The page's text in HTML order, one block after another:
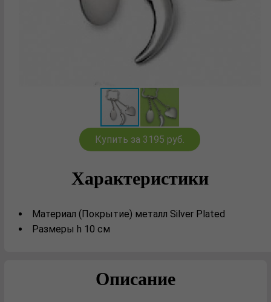
Купить за 3195 руб.
Характеристики
Материал (Покрытие) металл Silver Plated
Размеры h 10 см
Описание